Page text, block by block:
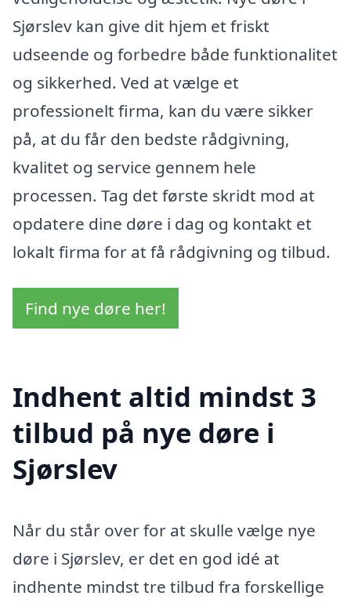
Sjørslev kan give dit hjem et friskt
udseende og forbedre både funktionalitet
og sikkerhed. Ved at vælge et
professionelt firma, kan du være sikker
på, at du får den bedste rådgivning,
kvalitet og service gennem hele
processen. Tag det første skridt mod at
opdatere dine døre i dag og kontakt et
lokalt firma for at få rådgivning og tilbud.
Find nye døre her!
Indhent altid mindst 3
tilbud på nye døre i
Sjørslev
Når du står over for at skulle vælge nye
døre i Sjørslev, er det en god idé at
indhente mindst tre tilbud fra forskellige